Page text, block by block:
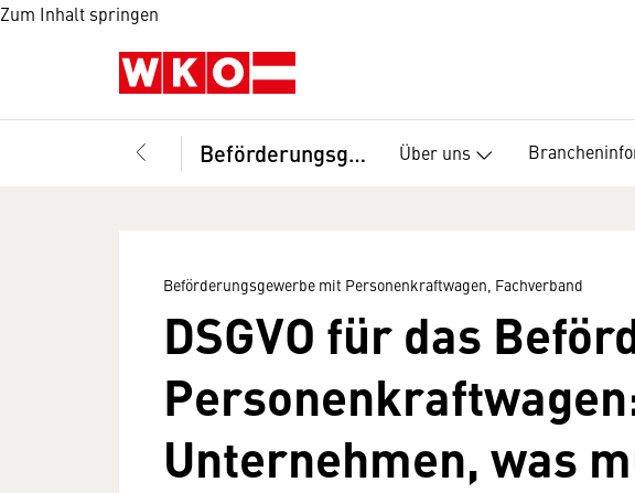
Zum Inhalt springen
Beförderungsgewerbe mit Personenkraftwagen, Fachverband Über uns
Beförderungsgewerbe mit Personenkraftwagen, Fachverband
DSGVO für das
Unternehmen, was